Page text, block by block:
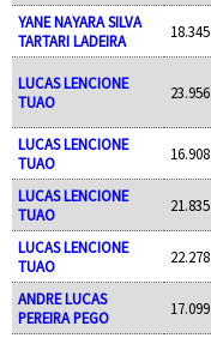
YANE NAYARA SILVA
TARTARI LADEIRA
18.345
LUCAS LENCIONE
TUAO
23.956
LUCAS LENCIONE
TUAO
16.908
LUCAS LENCIONE
TUAO
21.835
LUCAS LENCIONE
TUAO
22.278
ANDRE LUCAS
PEREIRA PEGO
17.099